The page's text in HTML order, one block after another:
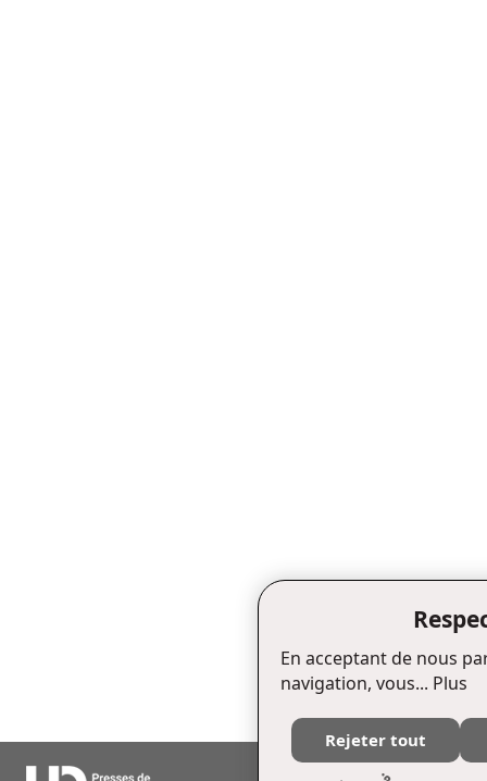
Édifice Fleurie, 480, de La Chapelle,
En acceptant de nous
navigation, vous... Plus
Rejeter tout